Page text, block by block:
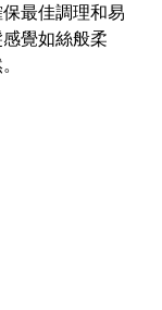
最佳調理和易
覺如絲般柔